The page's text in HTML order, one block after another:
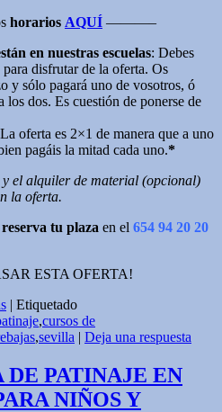
horarios AQUÍ ———–
en nuestras escuelas: Debes
disfrutar de la oferta. Os
y sólo pagará uno de vosotros, ó
los dos. Es cuestión de ponerse de
oferta es 2×1 de manera que a uno
pagáis la mitad cada uno.*
el alquiler de material (opcional)
la oferta.
reserva tu plaza en el 654 94 20 20
ESTA OFERTA!
| Etiquetado
,cursos de
,sevilla | Deja una respuesta
DE PATINAJE EN
NIÑOS Y